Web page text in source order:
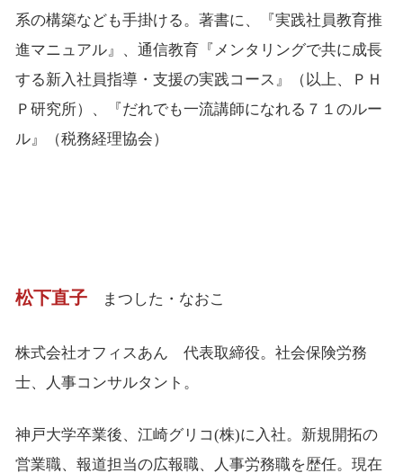
系の構築なども手掛ける。著書に、『実践社員教育推
進マニュアル』、通信教育『メンタリングで共に成長
する新入社員指導・支援の実践コース』（以上、ＰＨ
Ｐ研究所）、『だれでも一流講師になれる７１のルー
ル』（税務経理協会）
松下直子まつした・なおこ
株式会社オフィスあん 代表取締役。社会保険労務
士、人事コンサルタント。
神戸大学卒業後、江崎グリコ(株)に入社。新規開拓の
営業職、報道担当の広報職、人事労務職を歴任。現在